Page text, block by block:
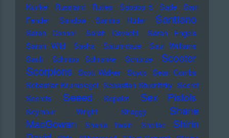
Kunkel
Russland Rutles Sababa 5 Sade
Sam
Fender
Sandow Sandra Hüller Santiano
Sarah Connor Sarah Davachi
Sarah Engels
Sarah Wild
Sasha Saturndaze
Saul Williams
Sault
Schnipo Schranke Schürze Scooter
Scorpions Scott Walker Scycs Sean Combs
Sebastian Krumbiegel Sebastian Studnitzky Secret
Secrets
Seeed Sepalot Sex Pistols
Seymour Wright Shaggy
Shane
MacGowan
Shania Twain Shellac
Shirin